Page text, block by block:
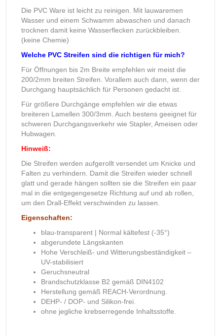
Die PVC Ware ist leicht zu reinigen. Mit lauwaremen
Wasser und einem Schwamm abwaschen und danach
trocknen damit keine Wasserflecken zurückbleiben.
(keine Chemie)
Welche PVC Streifen sind die richtigen für mich?
Für Öffnungen bis 2m Breite empfehlen wir meist die
200/2mm breiten Streifen. Vorallem auch dann, wenn der
Durchgang hauptsächlich für Personen gedacht ist.
Für größere Durchgänge empfehlen wir die etwas
breiteren Lamellen 300/3mm. Auch bestens geeignet für
schweren Durchgangsverkehr wie Stapler, Ameisen oder
Hubwagen.
Hinweiß:
Die Streifen werden aufgerollt versendet um Knicke und
Falten zu verhindern. Damit die Streifen wieder schnell
glatt und gerade hängen sollten sie die Streifen ein paar
mal in die entgegengesetze Richtung auf und ab rollen,
um den Drall-Effekt verschwinden zu lassen.
Eigenschaften:
blau-transparent | Normal kältefest (-35°)
abgerundete Längskanten
Hohe Verschleiß- und Witterungsbeständigkeit –
UV-stabilisiert
Geruchsneutral
Brandschutzklasse B2 gemäß DIN4102
Herstellung gemäß REACH-Verordnung.
DEHP- / DOP- und Silikon-frei.
ohne jegliche krebserregende Inhaltsstoffe.